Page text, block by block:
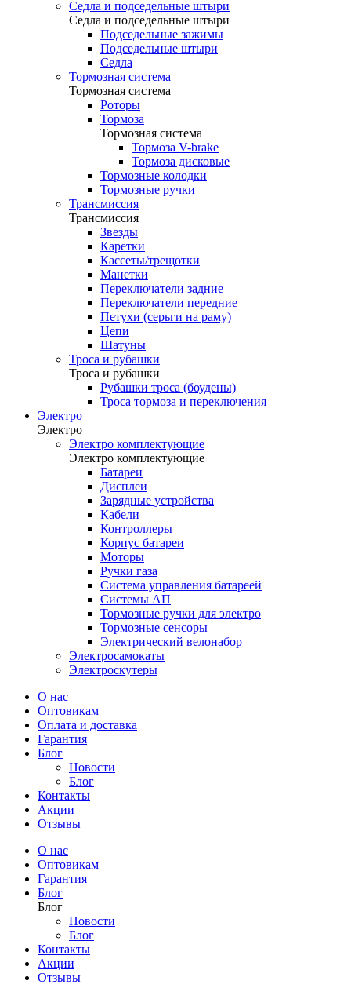
Седла и подседельные штыри
Седла и подседельные штыри
Подседельные зажимы
Подседельные штыри
Седла
Тормозная система
Тормозная система
Роторы
Тормоза
Тормозная система
Тормоза V-brake
Тормоза дисковые
Тормозные колодки
Тормозные ручки
Трансмиссия
Трансмиссия
Звезды
Каретки
Кассеты/трещотки
Манетки
Переключатели задние
Переключатели передние
Петухи (серьги на раму)
Цепи
Шатуны
Троса и рубашки
Троса и рубашки
Рубашки троса (боудены)
Троса тормоза и переключения
Электро
Электро
Электро комплектующие
Электро комплектующие
Батареи
Дисплеи
Зарядные устройства
Кабели
Контроллеры
Корпус батареи
Моторы
Ручки газа
Система управления батареей
Системы АП
Тормозные ручки для электро
Тормозные сенсоры
Электрический велонабор
Электросамокаты
Электроскутеры
О нас
Оптовикам
Оплата и доставка
Гарантия
Блог
Новости
Блог
Контакты
Акции
Отзывы
О нас
Оптовикам
Гарантия
Блог
Блог
Новости
Блог
Контакты
Акции
Отзывы